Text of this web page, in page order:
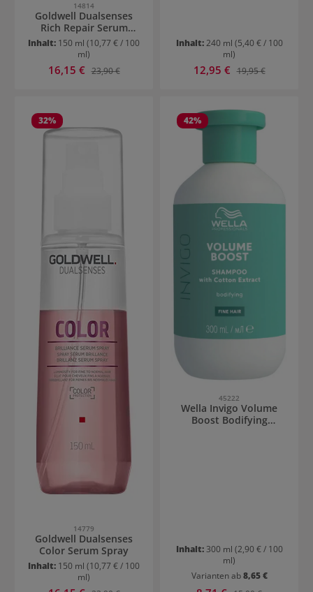
14814
Goldwell Dualsenses
Rich Repair Serum
Spray
Inhalt: 150 ml (10,77 € / 100
ml)
Verkaufspreis:
16,15 € Regulärer Preis:
23,90 €
Inhalt:240 ml (5,40 € / 100
ml)
Verkaufspreis:
12,95 € Regulärer Preis:
19,95 €
32%
14779
Goldwell Dualsenses
Color Serum Spray
Inhalt: 150 ml (10,77 € / 100
ml)
42%
45222
Wella Invigo Volume
Boost Bodifying
Inhalt: 300 ml (2,90 € / 100
ml)
Varianten ab8,65 €